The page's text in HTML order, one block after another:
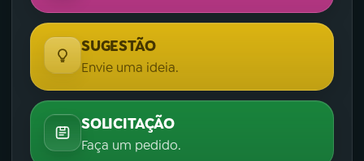
SUGESTÃO
Envie uma ideia.
SOLICITAÇÃO
Faça um pedido.